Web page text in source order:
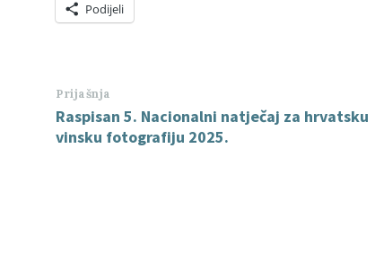
Podijeli
Prijašnja
Raspisan 5. Nacionalni natječaj za hrvatsku
vinsku fotografiju 2025.